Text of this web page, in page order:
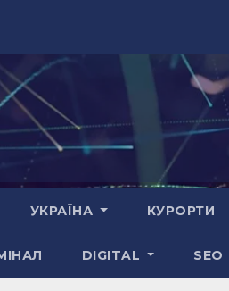
УКРАЇНА КУРОРТИ
DIGITAL SEO